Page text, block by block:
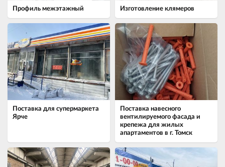
Профиль межэтажный Изготовление клямеров
Поставка для супермаркета
Ярче
Поставка навесного
вентилируемого фасада и
крепежа для жилых
апартаментов в г. Томск